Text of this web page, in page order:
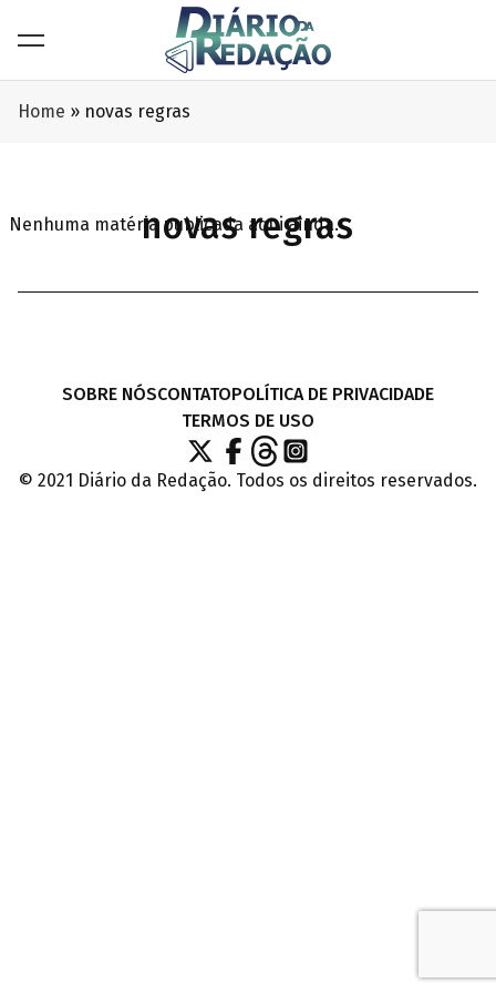
Home » novas regras
novas regras
Nenhuma matéria publicada aqui ainda.
SOBRE NÓSCONTATOPOLÍTICA DE PRIVACIDADE
TERMOS DE USO
© 2021 Diário da Redação. Todos os direitos reservados.